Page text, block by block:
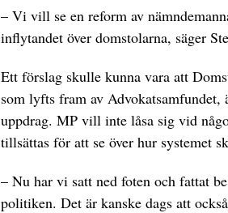
– Vi vill se en reform av
inflytandet över domstolarna, säger
Ett förslag skulle kunna vara att
som lyfts fram av Advokatsamfundet,
uppdrag. MP vill inte låsa sig vid
tillsättas för att se över hur systemet
– Nu har vi satt ned foten och fattat
politiken. Det är kanske dags att